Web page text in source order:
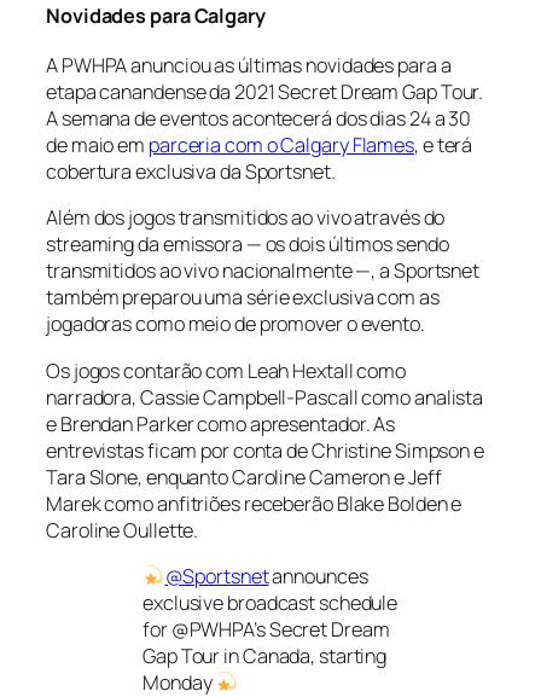
Novidades para Calgary
A PWHPA anunciou as últimas novidades para a
etapa canandense da 2021 Secret Dream Gap Tour.
A semana de eventos acontecerá dos dias 24 a 30
de maio em parceria com o Calgary Flames, e terá
cobertura exclusiva da Sportsnet.
Além dos jogos transmitidos ao vivo através do
streaming da emissora — os dois últimos sendo
transmitidos ao vivo nacionalmente —, a Sportsnet
também preparou uma série exclusiva com as
jogadoras como meio de promover o evento.
Os jogos contarão com Leah Hextall como
narradora, Cassie Campbell-Pascall como analista
e Brendan Parker como apresentador. As
entrevistas ficam por conta de Christine Simpson e
Tara Slone, enquanto Caroline Cameron e Jeff
Marek como anfitriões receberão Blake Bolden e
Caroline Oullette.
@Sportsnetannounces
exclusive broadcast schedule
for @PWHPA’s Secret Dream
Gap Tour in Canada, starting
Monday